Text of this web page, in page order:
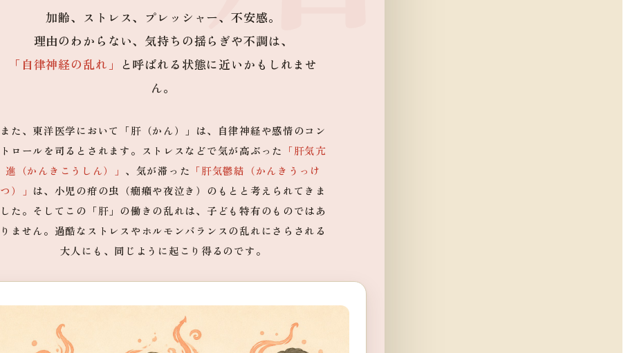
加齢、ストレス、プレッシャー、不安感。
理由のわからない、気持ちの揺らぎや不調は、
「自律神経の乱れ」 と呼ばれる状態に近いかもしれませ
ん。
また、東洋医学において「肝（かん）」は、自律神経や感情のコン
トロールを司るとされます。ストレスなどで気が高ぶった 「肝気亢
進（かんきこうしん）」 、気が滞った 「肝気鬱結（かんきうっけ
つ）」 は、小児の疳の虫（癇癪や夜泣き）のもとと考えられてきま
した。そしてこの「肝」の働きの乱れは、子ども特有のものではあ
りません。過酷なストレスやホルモンバランスの乱れにさらされる
大人にも、同じように起こり得るのです。